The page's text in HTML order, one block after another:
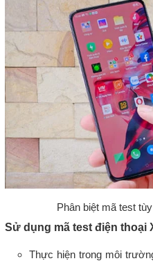
Phân biệt mã test
Sử dụng mã test điện thoại
Thực hiện trong môi